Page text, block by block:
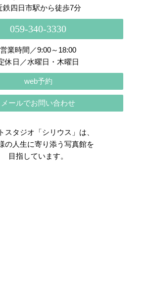
鉄四日市駅から徒歩7分
059-340-3330
営業時間／9:00～18:00
休日／水曜日・木曜日
web予約
メールでお問い合わせ
スタジオ「シリウス」は、
の人生に寄り添う写真館を
目指しています。